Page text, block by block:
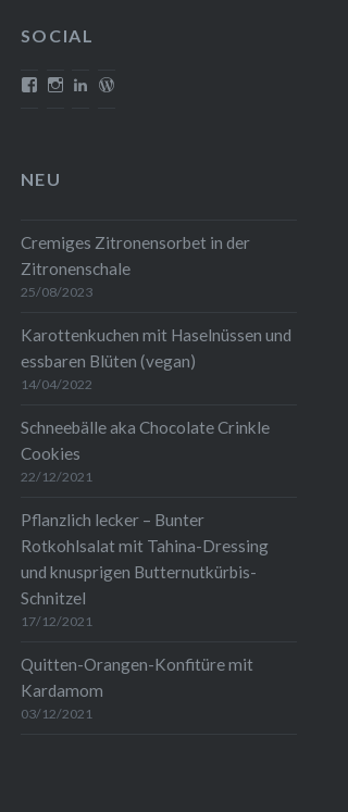
und könnt auch…
SOCIAL
Profil
anzeigen
ProfilProfilProfil
NEU
Cremiges Zitronensorbet in der
Zitronenschale
25/08/2023
Karottenkuchen mit Haselnüssen und
essbaren Blüten (vegan)
14/04/2022
Schneebälle aka Chocolate Crinkle
Cookies
22/12/2021
Pflanzlich lecker – Bunter
Rotkohlsalat mit Tahina-Dressing
und knusprigen Butternutkürbis-
Schnitzel
17/12/2021
Quitten-Orangen-Konfitüre mit
Kardamom
03/12/2021